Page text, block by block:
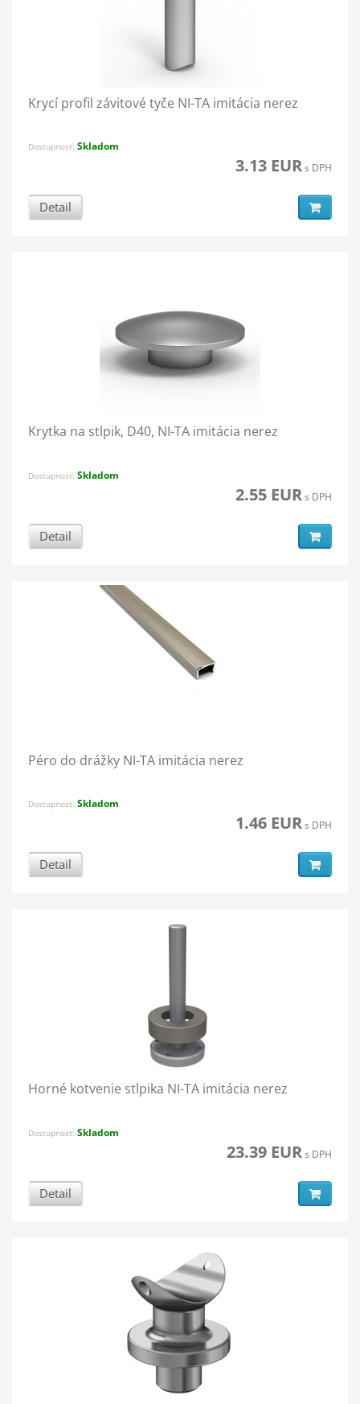
Krycí profil závitové tyče NI-TA imitácia nerez
Dostupnosť: Skladom
3.13 EURs DPH
Detail
Krytka na stĺpik, D40, NI-TA imitácia nerez
Dostupnosť: Skladom
2.55 EURs DPH
Detail
Péro do drážky NI-TA imitácia nerez
Dostupnosť: Skladom
1.46 EURs DPH
Detail
Horné kotvenie stĺpika NI-TA imitácia nerez
Dostupnosť: Skladom
23.39 EURs DPH
Detail